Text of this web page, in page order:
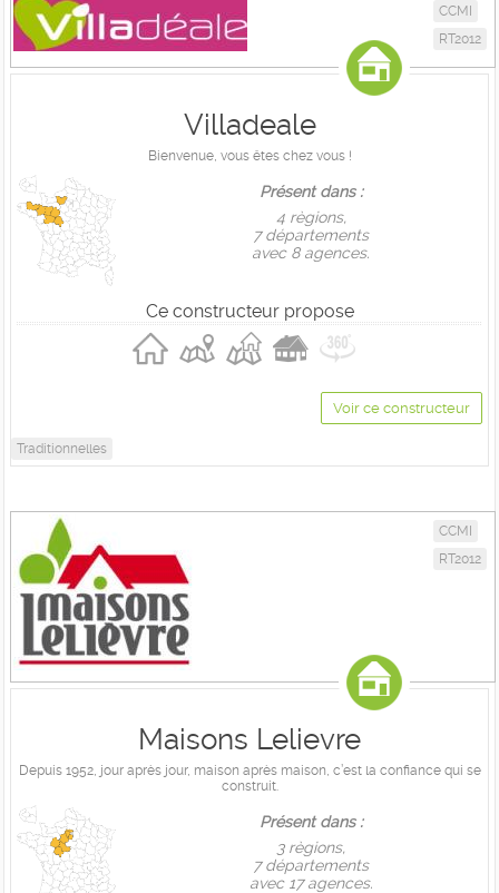
CCMI
RT2012
Villadeale
Bienvenue, vous êtes chez vous !
Présent dans :
4 règions,
7 départements
avec 8 agences.
Ce constructeur propose
Voir ce constructeur
Traditionnelles
CCMI
RT2012
Maisons Lelievre
Depuis 1952, jour après jour, maison après maison, c’est la confiance qui se
construit.
Présent dans :
3 règions,
7 départements
avec 17 agences.